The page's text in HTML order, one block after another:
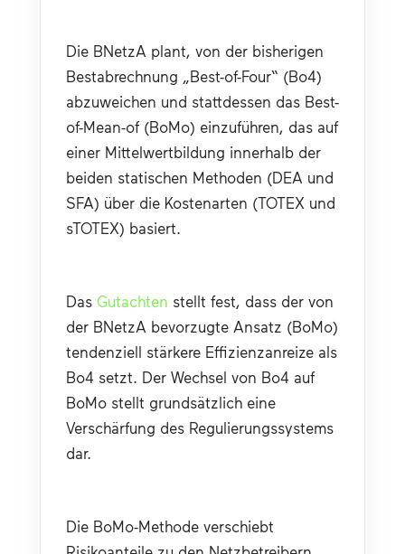
Die BNetzA plant, von der bisherigen
Bestabrechnung „Best-of-Four“ (Bo4)
abzuweichen und stattdessen das Best-
of-Mean-of (BoMo) einzuführen, das auf
einer Mittelwertbildung innerhalb der
beiden statischen Methoden (DEA und
SFA) über die Kostenarten (TOTEX und
sTOTEX) basiert.
Das Gutachten stellt fest, dass der von
der BNetzA bevorzugte Ansatz (BoMo)
tendenziell stärkere Effizienzanreize als
Bo4 setzt. Der Wechsel von Bo4 auf
BoMo stellt grundsätzlich eine
Verschärfung des Regulierungssystems
dar.
Die BoMo-Methode verschiebt